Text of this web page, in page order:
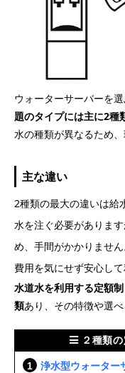
ウォーターサーバーを選
題のタイプには主に2種
水の種類が異なるため
主な違い
2種類の最大の違いは給
水を注ぐ必要がありま
め、手間がかかりませ
費用を気にせず安心して
水道水を利用する定額
類あり、その特徴や選べ
２種類の
浄水型ウォーター